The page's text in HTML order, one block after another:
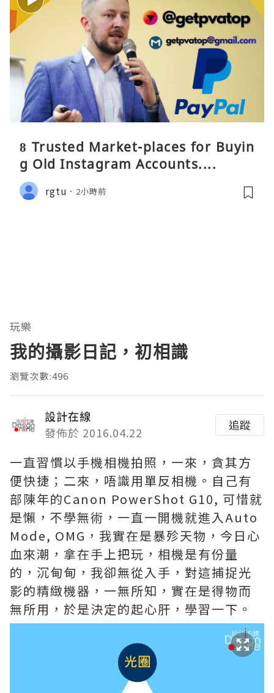
8 Trusted Market-places for Buyin
g Old Instagram Accounts....
rgtu 2小時前
玩樂
我的攝影日記，初相識
瀏覽次數:496
設計在線
發佈於 2016.04.22
追蹤
一直習慣以手機相機拍照，一來，貪其方
便快捷；二來，唔識用單反相機。自己有
部陳年的Canon PowerShot G10, 可惜就
是懶，不學無術，一直一開機就進入Auto
Mode, OMG，我實在是暴殄天物，今日心
血來潮，拿在手上把玩，相機是有份量
的，沉甸甸，我卻無從入手，對這捕捉光
影的精緻機器，一無所知，實在是得物而
無所用，於是決定的起心肝，學習一下。